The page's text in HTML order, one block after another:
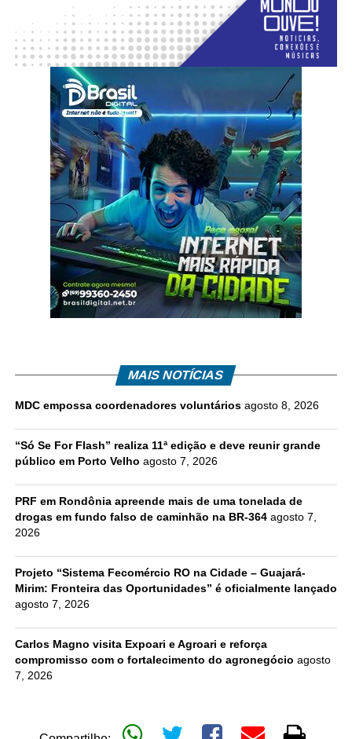
MAIS NOTÍCIAS
MDC empossa coordenadores voluntários agosto 8, 2026
“Só Se For Flash” realiza 11ª edição e deve reunir grande
público em Porto Velho agosto 7, 2026
PRF em Rondônia apreende mais de uma tonelada de
drogas em fundo falso de caminhão na BR-364 agosto 7,
2026
Projeto “Sistema Fecomércio RO na Cidade – Guajará-
Mirim: Fronteira das Oportunidades” é oficialmente lançado
agosto 7, 2026
Carlos Magno visita Expoari e Agroari e reforça
compromisso com o fortalecimento do agronegócio agosto
7, 2026